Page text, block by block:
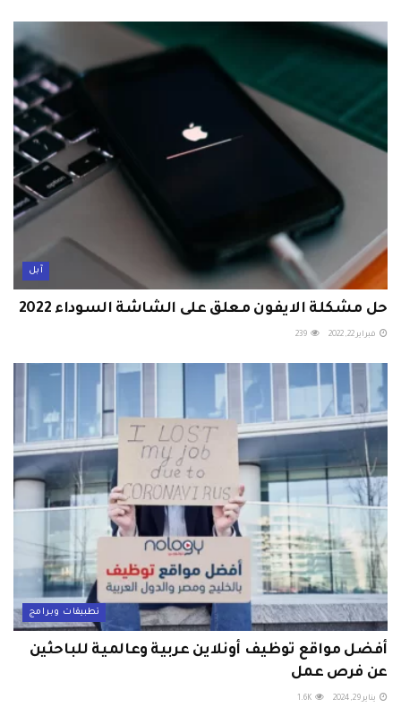
آبل
حل مشكلة الايفون معلق على الشاشة السوداء 2022
فبراير 22, 2022
تطبيقات وبرامج
أفضل مواقع توظيف أونلاين عربية وعالمية للباحثين
عن فرص عمل
يناير 29, 2024